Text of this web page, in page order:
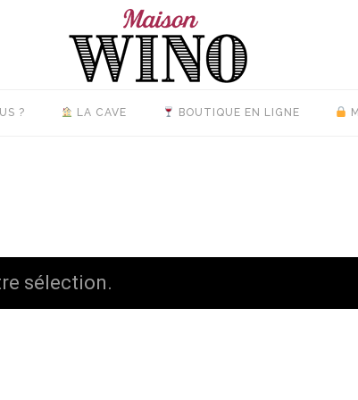
? LA CAVE BOUTIQUE EN LIGNE
sélection.